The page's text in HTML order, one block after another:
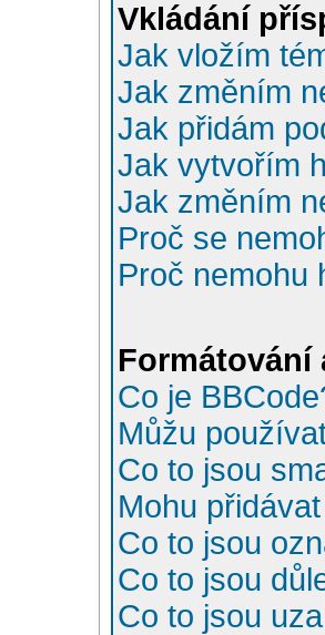
Vkládání
Jak vložím
Jak změním
Jak přidám
Jak vytvořím
Jak změním
Proč se
Proč nemohu
Formátování
Co je
Můžu
Co to jsou
Mohu
Co to jsou
Co to jsou
Co to jsou